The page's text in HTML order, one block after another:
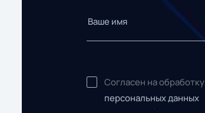
Согласен на обработку
персональных данных